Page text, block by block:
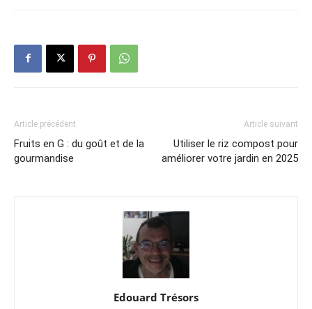
Article précédent
Fruits en G : du goût et de la
gourmandise
Article suivant
Utiliser le riz compost pour
améliorer votre jardin en 2025
Edouard Trésors